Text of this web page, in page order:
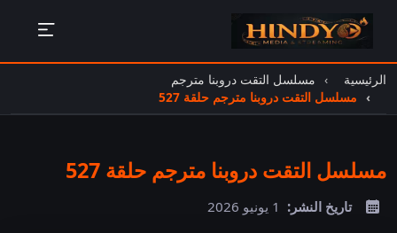
الرئيسية
مسلسل التقت دروبنا مترجم
مسلسل التقت دروبنا مترجم حلقة 527
مسلسل التقت دروبنا مترجم حلقة 527
تاريخ النشر: 1 يونيو 2026